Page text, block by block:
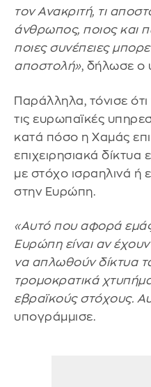
τον Ανακριτή, τι
άνθρωπος, ποιος και
ποιες συνέπειες
αποστολή», δήλωσε ο
Παράλληλα, τόνισε ότι
τις ευρωπαϊκές
κατά πόσο η Χαμάς
επιχειρησιακά
με στόχο ισραηλινά ή
στην Ευρώπη.
«Αυτό που αφορά
Ευρώπη είναι αν
να απλωθούν δίκτυα
τρομοκρατικά
εβραϊκούς στόχους.
υπογράμμισε.